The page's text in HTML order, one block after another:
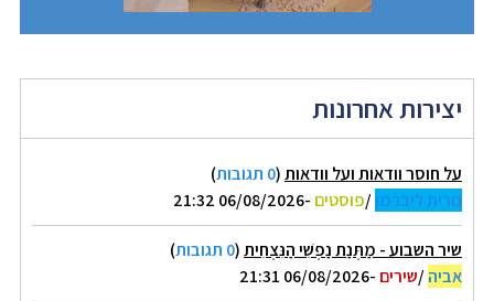
יצירות אחרונות
על חוסר וודאות ועל וודאות(0 תגובות
)
נורית ליברמן/פוסטים -06/08/2026 21:32
שיר השבוע - מַתְּנַת נַפְשִׁי הַנִּצְחִית(0 תגובות
)
אביה/שירים -06/08/2026 21:31